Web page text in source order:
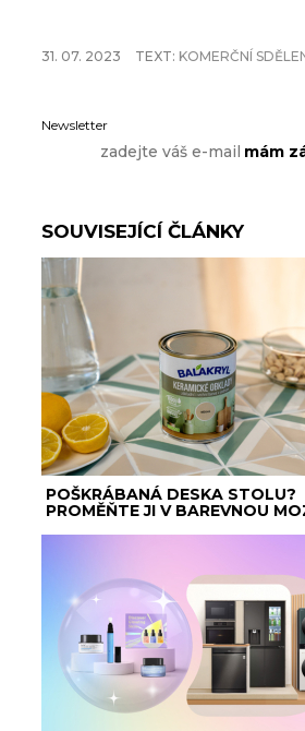
31. 07. 2023 TEXT: KOMERČNÍ
Newsletter
SOUVISEJÍCÍ ČLÁNKY
POŠKRÁBANÁ DESKA STOLU?
PROMĚŇTE JI V BAREVNOU